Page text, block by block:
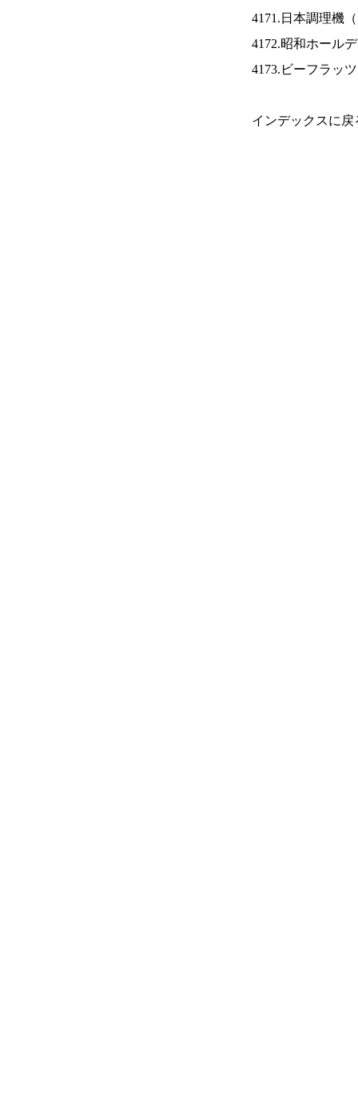
4171.日本調理機（
4172.昭和ホール
4173.ビーフラッ
インデックスに戻